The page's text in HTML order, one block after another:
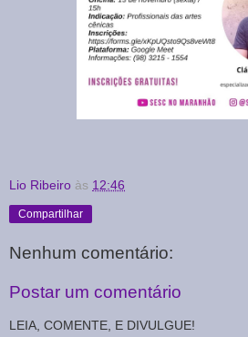
Lio Ribeiro às 12:46
Compartilhar
Nenhum comentário:
Postar um comentário
LEIA, COMENTE, E DIVULGUE!